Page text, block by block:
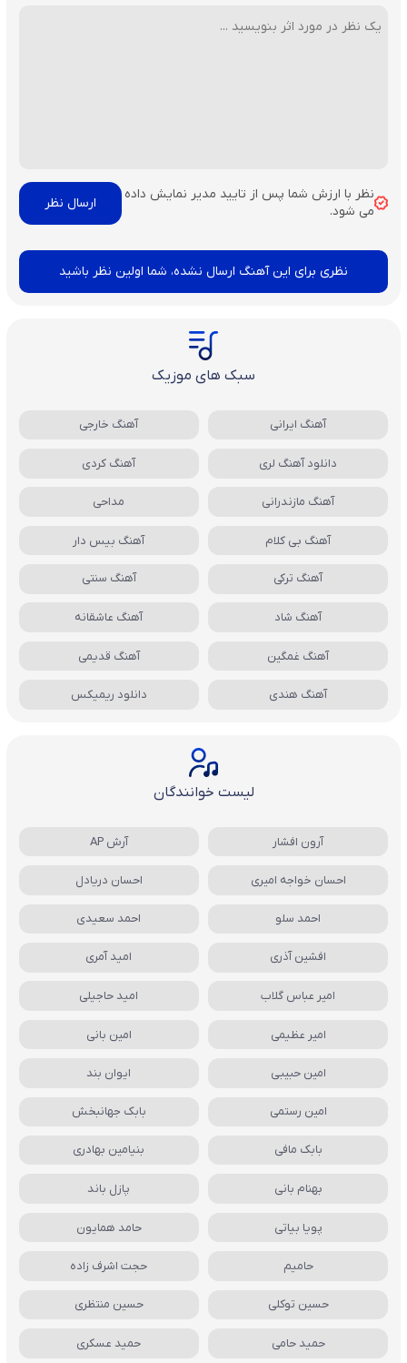
نظر با ارزش شما پس از تایید مدیر نمایش داده
می شود.
نظری برای این آهنگ ارسال نشده، شما اولین نظر باشید
سبک های موزیک
آهنگ ایرانی آهنگ خارجی
دانلود آهنگ لری آهنگ کردی
آهنگ مازندرانی مداحی
آهنگ بی کلام آهنگ بیس دار
آهنگ ترکی آهنگ سنتی
آهنگ شاد آهنگ عاشقانه
آهنگ غمگین آهنگ قدیمی
آهنگ هندی دانلود ریمیکس
لیست خوانندگان
آرون افشار آرش AP
احسان خواجه امیری احسان دریادل
احمد سلو احمد سعیدی
افشین آذری امید آمری
امیر عباس گلاب امید حاجیلی
امیر عظیمی امین بانی
امین حبیبی ایوان بند
امین رستمی بابک جهانبخش
بابک مافی بنیامین بهادری
بهنام بانی پازل باند
پویا بیاتی حامد همایون
حامیم حجت اشرف زاده
حسین توکلی حسین منتظری
حمید حامی حمید عسکری